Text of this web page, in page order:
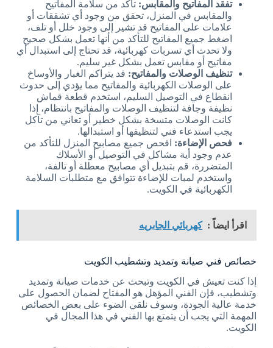
تفقد المفاتيح والمقابس: تأكد من سلامة المفاتيح
والمقابس في المنزل، تحقق من وجود أي تشققات أو
علامات على المفاتيح قد تشير إلى وجود خلل أو تلف،
اضغط جميع المفاتيح للتأكد من أنها تعمل بشكل صحيح
ولا تحدث أي تسربات كهربائية، قد تحتاج إلى استبدال أي
مفاتيح أو مقابس تعمل بشكل غير سليم.
تنظيف الوصلات والمفاتيح: قد يتراكم الغبار والأوساخ
على الوصلات الكهربائية والمفاتيح مما يؤدي إلى حدوث
انقطاع في التوصيل السليم، استخدم قطعة قماش
نظيفة وجافة لتنظيف الوصلات والمفاتيح بانتظام، إذا
كانت الوصلات متسخة بشكل خطير أو تعاني من تآكل
يجب استدعاء فني لتنظيفها أو استبدالها.
فحص الإضاءة: افحص جميع مصابيح المنزل للتأكد من
عدم وجود أية مشاكل في التوصيل أو الأسلاك
المتضررة، قم بتبديل أي مصابيح معطلة أو تالفة،
واستخدم لمبات للإضاءة تتوافق مع متطلبات السلامة
الكهربائية في الكويت.
اقرأ ايضاً : كهربائي الجابريه
خصائص فني صيانة وتمديد وتشطيب الكويت
إذا كنت تعيش في الكويت وتبحث عن خدمات صيانة وتمديد
وتشطيب، فإن الفني المؤهل هو المفتاح لضمان الحصول على
خدمة عالية الجودة، وسوف نلقي الضوء على بعض الخصائص
المهمة التي يجب أن يتمتع بها الفني في هذا المجال في
الكويت.